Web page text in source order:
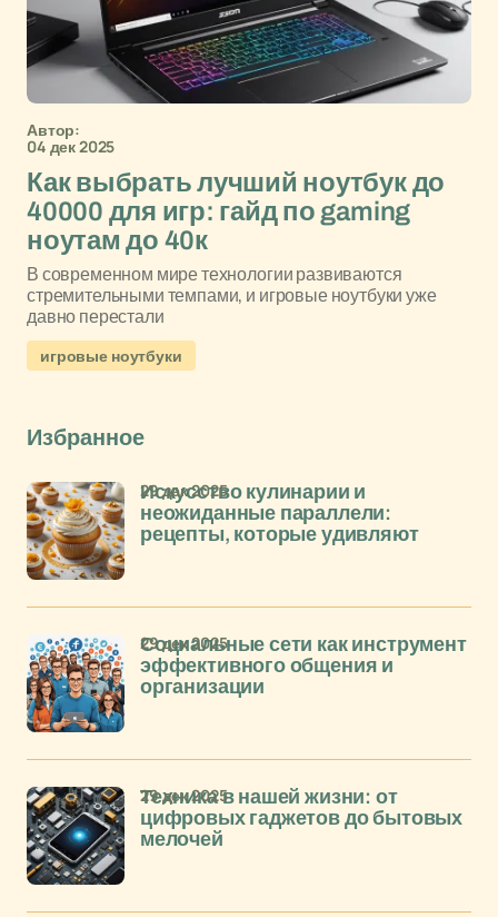
Автор:
04 дек 2025
Как выбрать лучший ноутбук до
40000 для игр: гайд по gaming
ноутам до 40к
В современном мире технологии развиваются
стремительными темпами, и игровые ноутбуки уже
давно перестали
игровые ноутбуки
Избранное
Искусство кулинарии и
неожиданные параллели:
рецепты, которые удивляют
29 дек 2025
Социальные сети как инструмент
эффективного общения и
организации
29 дек 2025
Техника в нашей жизни: от
цифровых гаджетов до бытовых
мелочей
29 дек 2025